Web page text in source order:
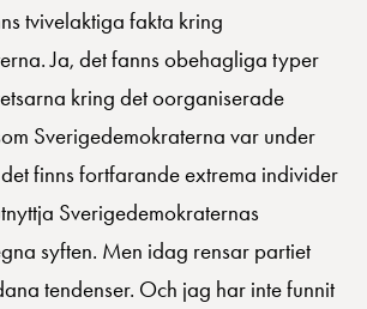
tvivelaktiga fakta kring
Ja, det fanns obehagliga typer
kring det oorganiserade
Sverigedemokraterna var under
finns fortfarande extrema individer
Sverigedemokraternas
syften. Men idag rensar partiet
tendenser. Och jag har inte funnit